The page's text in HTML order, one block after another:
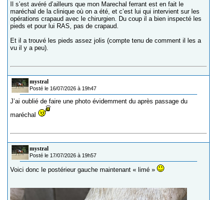
Il s’est avéré d’ailleurs que mon Marechal ferrant est en fait le
maréchal de la clinique où on a été, et c’est lui qui intervient sur les
opérations crapaud avec le chirurgien. Du coup il a bien inspecté les
pieds et pour lui RAS, pas de crapaud.
Et il a trouvé les pieds assez jolis (compte tenu de comment il les a
vu il y a peu).
mystral
Posté le 16/07/2026 à 19h47
J’ai oublié de faire une photo évidemment du après passage du
maréchal
mystral
Posté le 17/07/2026 à 19h57
Voici donc le postérieur gauche maintenant « limé »